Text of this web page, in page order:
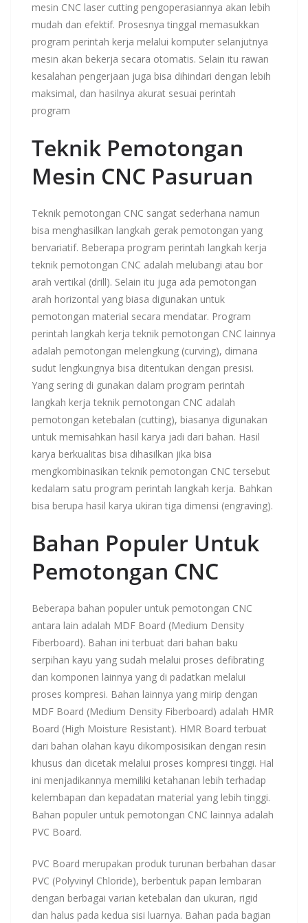
mesin CNC laser cutting pengoperasiannya akan lebih
mudah dan efektif. Prosesnya tinggal memasukkan
program perintah kerja melalui komputer selanjutnya
mesin akan bekerja secara otomatis. Selain itu rawan
kesalahan pengerjaan juga bisa dihindari dengan lebih
maksimal, dan hasilnya akurat sesuai perintah
program
Teknik Pemotongan
Mesin CNC Pasuruan
Teknik pemotongan CNC sangat sederhana namun
bisa menghasilkan langkah gerak pemotongan yang
bervariatif. Beberapa program perintah langkah kerja
teknik pemotongan CNC adalah melubangi atau bor
arah vertikal (drill). Selain itu juga ada pemotongan
arah horizontal yang biasa digunakan untuk
pemotongan material secara mendatar. Program
perintah langkah kerja teknik pemotongan CNC lainnya
adalah pemotongan melengkung (curving), dimana
sudut lengkungnya bisa ditentukan dengan presisi.
Yang sering di gunakan dalam program perintah
langkah kerja teknik pemotongan CNC adalah
pemotongan ketebalan (cutting), biasanya digunakan
untuk memisahkan hasil karya jadi dari bahan. Hasil
karya berkualitas bisa dihasilkan jika bisa
mengkombinasikan teknik pemotongan CNC tersebut
kedalam satu program perintah langkah kerja. Bahkan
bisa berupa hasil karya ukiran tiga dimensi (engraving).
Bahan Populer Untuk
Pemotongan CNC
Beberapa bahan populer untuk pemotongan CNC
antara lain adalah MDF Board (Medium Density
Fiberboard). Bahan ini terbuat dari bahan baku
serpihan kayu yang sudah melalui proses defibrating
dan komponen lainnya yang di padatkan melalui
proses kompresi. Bahan lainnya yang mirip dengan
MDF Board (Medium Density Fiberboard) adalah HMR
Board (High Moisture Resistant). HMR Board terbuat
dari bahan olahan kayu dikomposisikan dengan resin
khusus dan dicetak melalui proses kompresi tinggi. Hal
ini menjadikannya memiliki ketahanan lebih terhadap
kelembapan dan kepadatan material yang lebih tinggi.
Bahan populer untuk pemotongan CNC lainnya adalah
PVC Board.
PVC Board merupakan produk turunan berbahan dasar
PVC (Polyvinyl Chloride), berbentuk papan lembaran
dengan berbagai varian ketebalan dan ukuran, rigid
dan halus pada kedua sisi luarnya. Bahan pada bagian